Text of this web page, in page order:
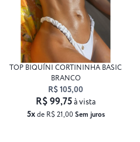
TOP BIQUÍNI CORTININHA BASIC
BRANCO
R$ 105,00
5xde R$ 21,00 Sem juros
R$ 99,75à vista